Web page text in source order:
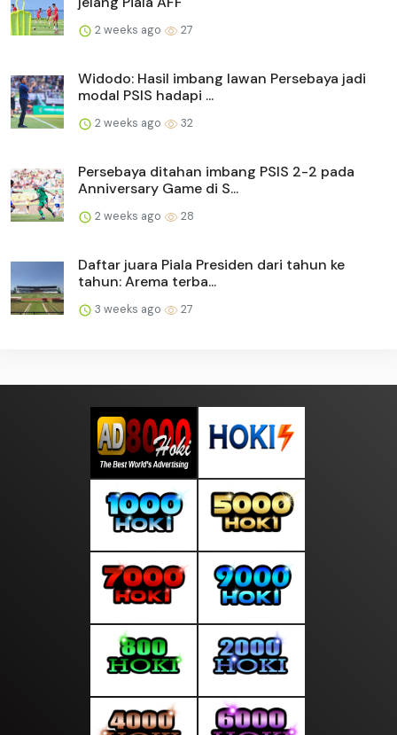
2 weeks ago 27
Widodo: Hasil imbang lawan Persebaya jadi
modal PSIS hadapi ...
2 weeks ago 32
Persebaya ditahan imbang PSIS 2-2 pada
Anniversary Game di S...
2 weeks ago 28
Daftar juara Piala Presiden dari tahun ke
tahun: Arema terba...
3 weeks ago 27